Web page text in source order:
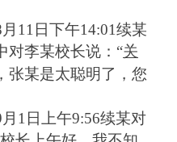
11日下午14:01续某
对李某校长说：“关
，张某是太聪明了，您
月1日上午9:56续某对